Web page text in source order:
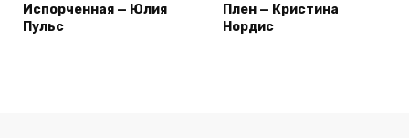
Испорченная — Юлия
Пульс
Плен — Кристина
Нордис